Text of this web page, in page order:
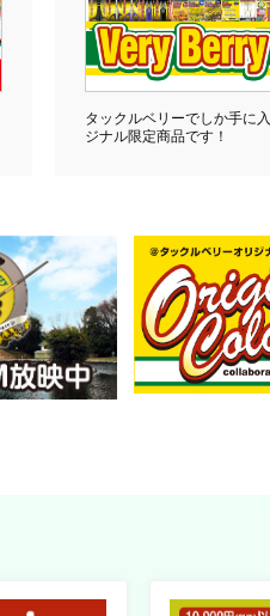
タックルベリーでしか手に
ジナル限定商品です！